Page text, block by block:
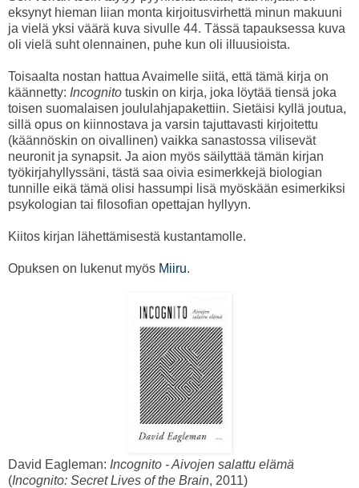
eksynyt hieman liian monta kirjoitusvirhettä minun makuuni
ja vielä yksi väärä kuva sivulle 44. Tässä tapauksessa kuva
oli vielä suht olennainen, puhe kun oli illuusioista.
Toisaalta nostan hattua Avaimelle siitä, että tämä kirja on
käännetty: Incognito tuskin on kirja, joka löytää tiensä joka
toisen suomalaisen joululahjapakettiin. Sietäisi kyllä joutua,
sillä opus on kiinnostava ja varsin tajuttavasti kirjoitettu
(käännöskin on oivallinen) vaikka sanastossa vilisevät
neuronit ja synapsit. Ja aion myös säilyttää tämän kirjan
työkirjahyllyssäni, tästä saa oivia esimerkkejä biologian
tunnille eikä tämä olisi hassumpi lisä myöskään esimerkiksi
psykologian tai filosofian opettajan hyllyyn.
Kiitos kirjan lähettämisestä kustantamolle.
Opuksen on lukenut myös Miiru.
David Eagleman: Incognito - Aivojen salattu elämä
(Incognito: Secret Lives of the Brain, 2011)